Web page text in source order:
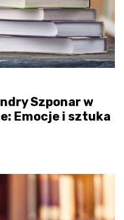
Szponar w
Emocje i sztuka